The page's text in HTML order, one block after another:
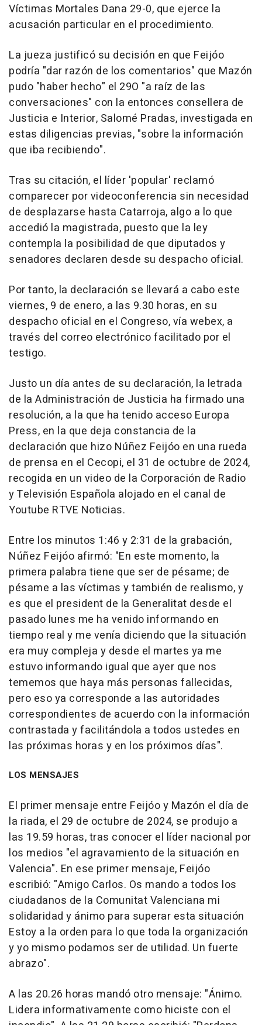
Víctimas Mortales Dana 29-0, que ejerce la
acusación particular en el procedimiento.
La jueza justificó su decisión en que Feijóo
podría "dar razón de los comentarios" que Mazón
pudo "haber hecho" el 29O "a raíz de las
conversaciones" con la entonces consellera de
Justicia e Interior, Salomé Pradas, investigada en
estas diligencias previas, "sobre la información
que iba recibiendo".
Tras su citación, el líder 'popular' reclamó
comparecer por videoconferencia sin necesidad
de desplazarse hasta Catarroja, algo a lo que
accedió la magistrada, puesto que la ley
contempla la posibilidad de que diputados y
senadores declaren desde su despacho oficial.
Por tanto, la declaración se llevará a cabo este
viernes, 9 de enero, a las 9.30 horas, en su
despacho oficial en el Congreso, vía webex, a
través del correo electrónico facilitado por el
testigo.
Justo un día antes de su declaración, la letrada
de la Administración de Justicia ha firmado una
resolución, a la que ha tenido acceso Europa
Press, en la que deja constancia de la
declaración que hizo Núñez Feijóo en una rueda
de prensa en el Cecopi, el 31 de octubre de 2024,
recogida en un video de la Corporación de Radio
y Televisión Española alojado en el canal de
Youtube RTVE Noticias.
Entre los minutos 1:46 y 2:31 de la grabación,
Núñez Feijóo afirmó: "En este momento, la
primera palabra tiene que ser de pésame; de
pésame a las víctimas y también de realismo, y
es que el president de la Generalitat desde el
pasado lunes me ha venido informando en
tiempo real y me venía diciendo que la situación
era muy compleja y desde el martes ya me
estuvo informando igual que ayer que nos
tememos que haya más personas fallecidas,
pero eso ya corresponde a las autoridades
correspondientes de acuerdo con la información
contrastada y facilitándola a todos ustedes en
las próximas horas y en los próximos días".
LOS MENSAJES
El primer mensaje entre Feijóo y Mazón el día de
la riada, el 29 de octubre de 2024, se produjo a
las 19.59 horas, tras conocer el líder nacional por
los medios "el agravamiento de la situación en
Valencia". En ese primer mensaje, Feijóo
escribió: "Amigo Carlos. Os mando a todos los
ciudadanos de la Comunitat Valenciana mi
solidaridad y ánimo para superar esta situación
Estoy a la orden para lo que toda la organización
y yo mismo podamos ser de utilidad. Un fuerte
abrazo".
A las 20.26 horas mandó otro mensaje: "Ánimo.
Lidera informativamente como hiciste con el